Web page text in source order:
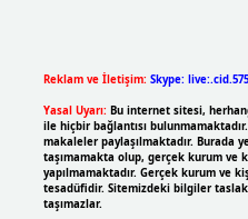
Reklam ve İletişim: Skype:
Yasal Uyarı: Bu internet sitesi,
ile hiçbir bağlantısı
makaleler paylaşılmaktadır. Burada
taşımamakta olup, gerçek kurum ve
yapılmamaktadır. Gerçek kurum ve
tesadüfidir. Sitemizdeki bilgiler
taşımazlar.